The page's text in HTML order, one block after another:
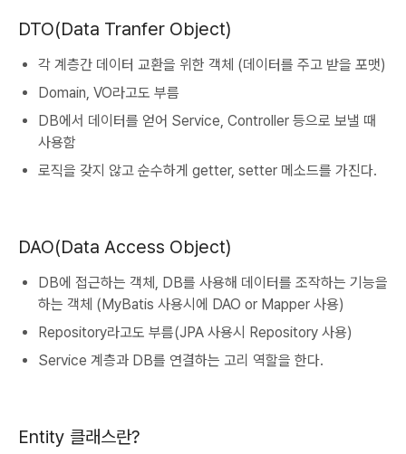
DTO(Data Tranfer Object)
각 계층간 데이터 교환을 위한 객체 (데이터를 주고 받을 포맷)
Domain, VO라고도 부름
DB에서 데이터를 얻어 Service, Controller 등으로 보낼 때
사용함
로직을 갖지 않고 순수하게 getter, setter 메소드를 가진다.
DAO(Data Access Object)
DB에 접근하는 객체, DB를 사용해 데이터를 조작하는 기능을
하는 객체 (MyBatis 사용시에 DAO or Mapper 사용)
Repository라고도 부름(JPA 사용시 Repository 사용)
Service 계층과 DB를 연결하는 고리 역할을 한다.
Entity 클래스란?